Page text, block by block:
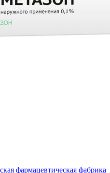
фармацевтическая фабрика